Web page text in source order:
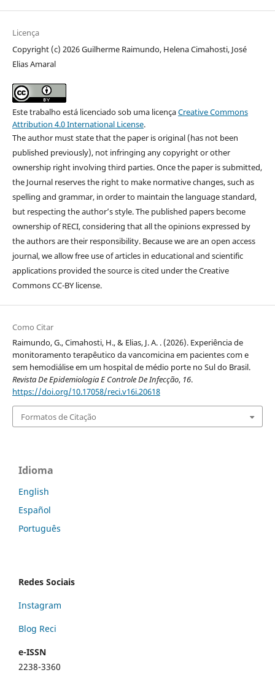
Licença
Copyright (c) 2026 Guilherme Raimundo, Helena Cimahosti, José
Elias Amaral
Este trabalho está licenciado sob uma licençaCreative Commons
Attribution 4.0 International License.
The author must state that the paper is original (has not been
published previously), not infringing any copyright or other
ownership right involving third parties. Once the paper is submitted,
the Journal reserves the right to make normative changes, such as
spelling and grammar, in order to maintain the language standard,
but respecting the author’s style. The published papers become
ownership of RECI, considering that all the opinions expressed by
the authors are their responsibility. Because we are an open access
journal, we allow free use of articles in educational and scientific
applications provided the source is cited under the Creative
Commons CC-BY license.
Como Citar
Raimundo, G., Cimahosti, H., & Elias, J. A. . (2026). Experiência de
monitoramento terapêutico da vancomicina em pacientes com e
sem hemodiálise em um hospital de médio porte no Sul do Brasil.
Revista De Epidemiologia E Controle De Infecção, 16.
https://doi.org/10.17058/reci.v16i.20618
Formatos de Citação
Idioma
English
Español
Português
Redes Sociais
Instagram
Blog Reci
e-ISSN
2238-3360